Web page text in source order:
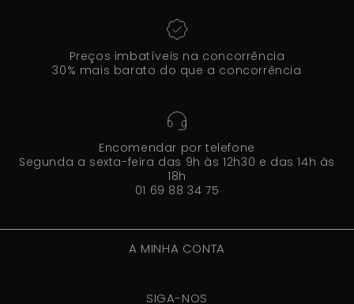
Preços imbatíveis na concorrência
30% mais barato do que a concorrência
Encomendar por telefone
Segunda a sexta-feira das 9h às 12h30 e das 14h às
18h
01 69 88 34 75
A MINHA CONTA
SIGA-NOS